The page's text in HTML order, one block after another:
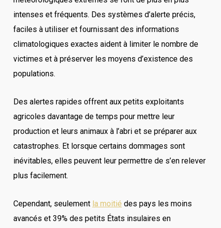
intenses et fréquents. Des systèmes d’alerte précis,
faciles à utiliser et fournissant des informations
climatologiques exactes aident à limiter le nombre de
victimes et à préserver les moyens d’existence des
populations.
Des alertes rapides offrent aux petits exploitants
agricoles davantage de temps pour mettre leur
production et leurs animaux à l’abri et se préparer aux
catastrophes. Et lorsque certains dommages sont
inévitables, elles peuvent leur permettre de s’en relever
plus facilement.
Cependant, seulement la moitié des pays les moins
avancés et 39% des petits États insulaires en